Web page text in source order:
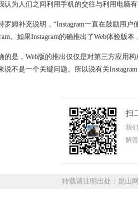
认为人们之间利用手机的交往与利用电脑
补充说明，“Instagram一直在鼓励用户使
。如果Instagram的确推出了Web体验版
，Web版的推出仅仅是对第三方应用构
说不是一个关键问题。所以说有关
扫
我
解
转载请注明出处：昆山